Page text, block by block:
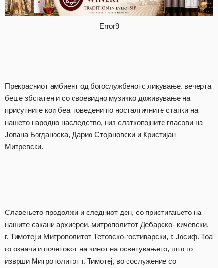
Error9
Прекрасниот амбиент од богослужбеното ликување, вечерта
беше збогатен и со своевидно музичко доживување на
присутните кои беа поведени по носталгичните стапки на
нашето народно наследство, низ слаткопојните гласови на
Јована Богданоска, Дарио Стојановски и Кристијан
Митревски.
Славењето продолжи и следниот ден, со пристигањето на
нашите сакани архиереи, митрополитот Дебарско- кичевски,
г. Тимотеј и Митрополитот Тетовско-гостиварски, г. Јосиф. Тоа
го означи и почетокот на чинот на осветувањето, што го
изврши Митрополитот г. Тимотеј, во сослужение со